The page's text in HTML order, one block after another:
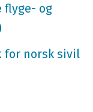
flyge- og
norsk sivil